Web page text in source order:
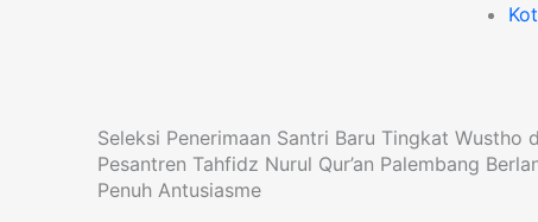
Seleksi Penerimaan Santri Baru Tingkat Wustho
Pesantren Tahfidz Nurul Qur’an Palembang
Penuh Antusiasme